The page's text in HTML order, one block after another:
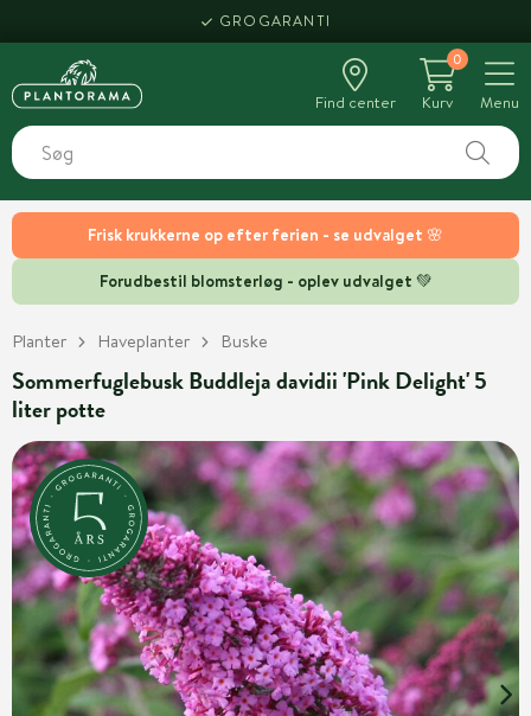
Frisk krukkerne op efter ferien - se udvalget 🌸
Forudbestil blomsterløg - oplev udvalget 💚
GROGARANTI
Find center
0
Kurv
Menu
Planter Haveplanter Buske
Sommerfuglebusk Buddleja davidii 'Pink Delight' 5
liter potte